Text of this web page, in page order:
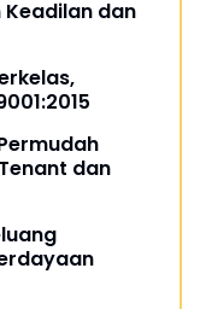
Keadilan dan
dan